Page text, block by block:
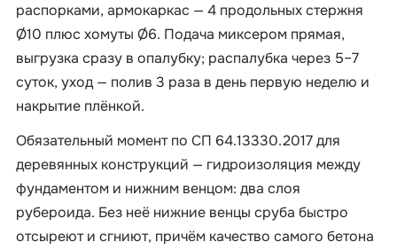
распорками, армокаркас — 4 продольных стержня
Ø10 плюс хомуты Ø6. Подача миксером прямая,
выгрузка сразу в опалубку; распалубка через 5–7
суток, уход — полив 3 раза в день первую неделю и
накрытие плёнкой.
Обязательный момент по СП 64.13330.2017 для
деревянных конструкций — гидроизоляция между
фундаментом и нижним венцом: два слоя
рубероида. Без неё нижние венцы сруба быстро
отсыреют и сгниют, причём качество самого бетона